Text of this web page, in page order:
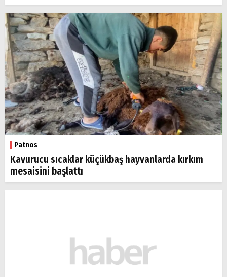
Patnos
Kavurucu sıcaklar küçükbaş hayvanlarda kırkım
mesaisini başlattı